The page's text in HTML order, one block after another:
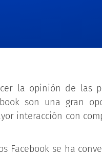
la opinión de las
son una gran
interacción con
Facebook se ha